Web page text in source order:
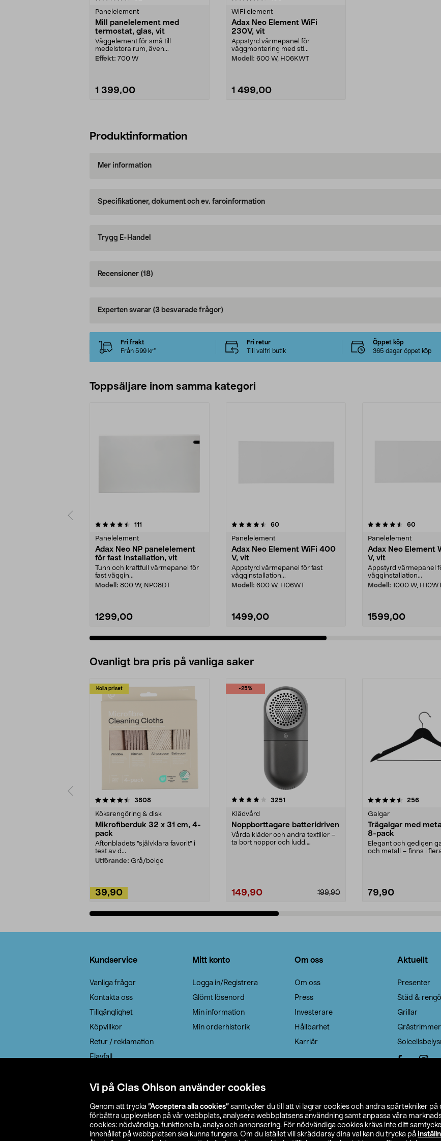
Vi på Clas Ohlson använder cookies
Genom att trycka ”Acceptera alla cookies” samtycker du till att vi lagrar cookies och andra spårtekniker på
förbättra upplevelsen på vår webbplats, analysera webbplatsens användning samt anpassa våra
cookies: nödvändiga, funktionella, analys och annonsering. För nödvändiga cookies krävs inte ditt
innehållet på webbplatsen ska kunna fungera. Om du istället vill skräddarsy dina val kan du trycka på
Panelelement
Mill panelelement med
termostat, glas, vit
Väggelement för små till
medelstora rum, även...
Effekt: 700 W
1 399,00
WiFi element
Adax Neo Element WiFi
230V, vit
Appstyrd värmepanel för
väggmontering med sti...
Modell: 600 W, H06KWT
1 499,00
Produktinformation
Mer information
Specifikationer, dokument och ev. faroinformation
Trygg E-Handel
Recensioner (18)
Experten svarar (3 besvarade frågor)
Fri frakt
Från 599 kr*
Fri retur
Till valfri butik
Öppet köp
365 dagar öppet köp
Toppsäljare inom samma kategori
111
Panelelement
Adax Neo NP panelelement
för fast installation, vit
Tunn och kraftfull värmepanel för
fast väggin...
Modell: 800 W, NP08DT
1299,00
4.5 av 5 stjärnor 60recensioner
Panelelement
Adax Neo Element WiFi 400
V, vit
Appstyrd värmepanel för fast
vägginstallation...
Modell: 600 W, H06WT
1499,00
4.5 av 5 stjärnor 60
Panelelement
Adax Neo Element
V, vit
Appstyrd värmepanel
vägginstallation...
Modell: 1000 W,
1599,00
4.5 av 5
Ovanligt bra pris på vanliga saker
Kolla priset
3808recensioner
Köksrengöring & disk
Mikrofiberduk 32 x 31 cm, 4-
pack
Aftonbladets "självklara favorit” i
test av d...
Utförande: Grå/beige
39,90
-25%
4.0av 5 stjärnor 3251
Klädvård
Noppborttagare batteridriven
Vårda kläder och andra textilier –
ta bort noppor och ludd.
199,90
149,90
4.5av 5 stjärnor 256
Galgar
Trägalgar med
8-pack
Elegant och gedigen
och metall – finns i
79,90
4.0av 5
Kundservice
Vanliga frågor
Kontakta oss
Tillgänglighet
Köpvillkor
Retur / reklamation
Elavfall
Leveransalternativ
Mitt konto
Logga in/Registrera
Glömt lösenord
Min information
Min orderhistorik
Om oss
Om oss
Press
Investerare
Hållbarhet
Karriär
Aktuellt
Presenter
Städ &
Grillar
Grästrimmer